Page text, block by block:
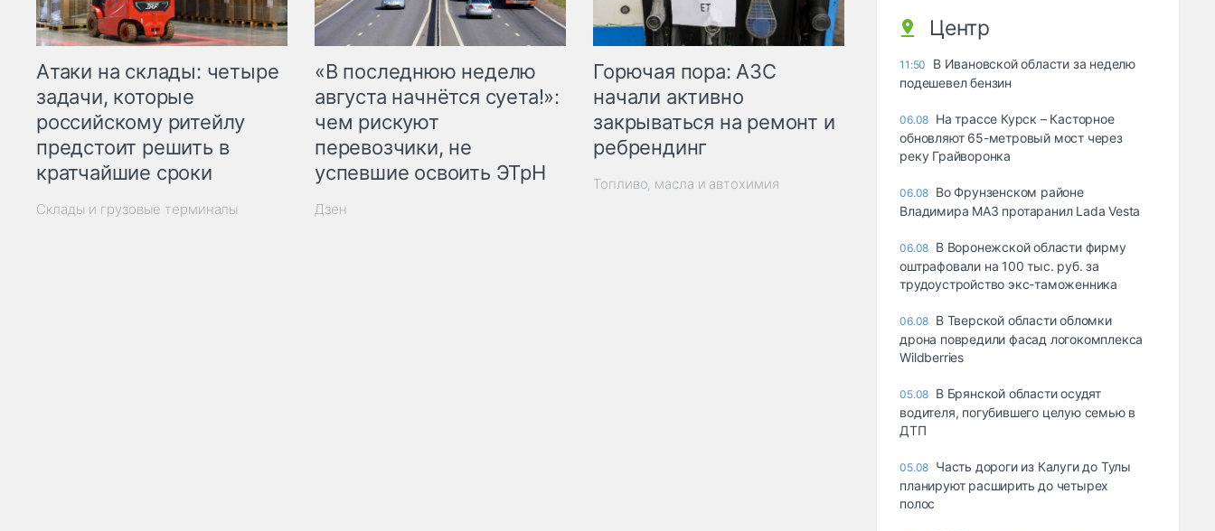
Атаки на склады: четыре
задачи, которые
российскому ритейлу
предстоит решить в
кратчайшие сроки
Склады и грузовые терминалы
«В последнюю неделю
августа начнётся суета!»:
чем рискуют
перевозчики, не
успевшие освоить ЭТрН
Дзен
Горючая пора: АЗС
начали активно
закрываться на ремонт и
ребрендинг
Топливо, масла и автохимия
Центр
11:50
В Ивановской области за неделю
подешевел бензин
06.08 На трассе Курск – Касторное
обновляют 65-метровый мост через
реку Грайворонка
06.08 Во Фрунзенском районе
Владимира МАЗ протаранил Lada Vesta
06.08 В Воронежской области фирму
оштрафовали на 100 тыс. руб. за
трудоустройство экс-таможенника
06.08 В Тверской области обломки
дрона повредили фасад логокомплекса
Wildberries
05.08 В Брянской области осудят
водителя, погубившего целую семью в
ДТП
05.08 Часть дороги из Калуги до Тулы
планируют расширить до четырех
полос